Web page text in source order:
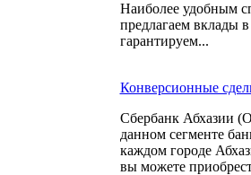
Наиболее удобным
предлагаем вклады
гарантируем...
Конверсионные
Сбербанк Абхазии
данном сегменте
каждом городе
вы можете